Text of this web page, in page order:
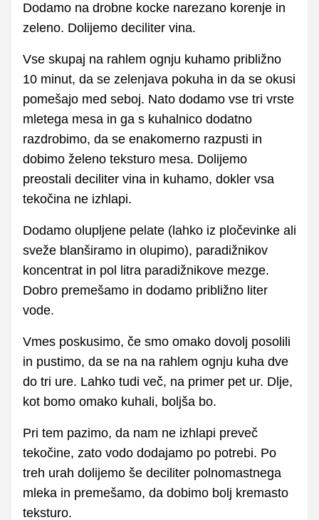
Dodamo na drobne kocke narezano korenje in
zeleno. Dolijemo deciliter vina.
Vse skupaj na rahlem ognju kuhamo približno
10 minut, da se zelenjava pokuha in da se okusi
pomešajo med seboj. Nato dodamo vse tri vrste
mletega mesa in ga s kuhalnico dodatno
razdrobimo, da se enakomerno razpusti in
dobimo želeno teksturo mesa. Dolijemo
preostali deciliter vina in kuhamo, dokler vsa
tekočina ne izhlapi.
Dodamo olupljene pelate (lahko iz pločevinke ali
sveže blanširamo in olupimo), paradižnikov
koncentrat in pol litra paradižnikove mezge.
Dobro premešamo in dodamo približno liter
vode.
Vmes poskusimo, če smo omako dovolj posolili
in pustimo, da se na na rahlem ognju kuha dve
do tri ure. Lahko tudi več, na primer pet ur. Dlje,
kot bomo omako kuhali, boljša bo.
Pri tem pazimo, da nam ne izhlapi preveč
tekočine, zato vodo dodajamo po potrebi. Po
treh urah dolijemo še deciliter polnomastnega
mleka in premešamo, da dobimo bolj kremasto
teksturo.